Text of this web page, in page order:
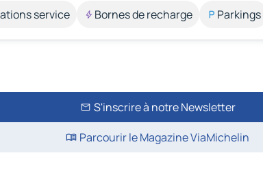
service Bornes de recharge Parkings
S'inscrire à notre Newsletter
Parcourir le Magazine ViaMichelin